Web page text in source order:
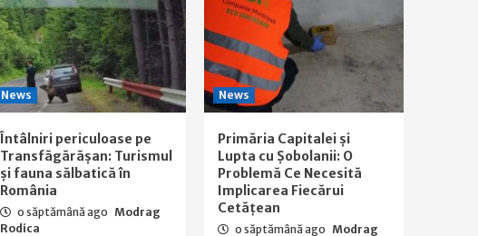
News
Întâlniri periculoase pe
Transfăgărășan: Turismul
și fauna sălbatică în
România
o săptămână ago Modrag
Rodica
News
Primăria Capitalei și
Lupta cu Șobolanii: O
Problemă Ce Necesită
Implicarea Fiecărui
Cetățean
o săptămână ago Modrag